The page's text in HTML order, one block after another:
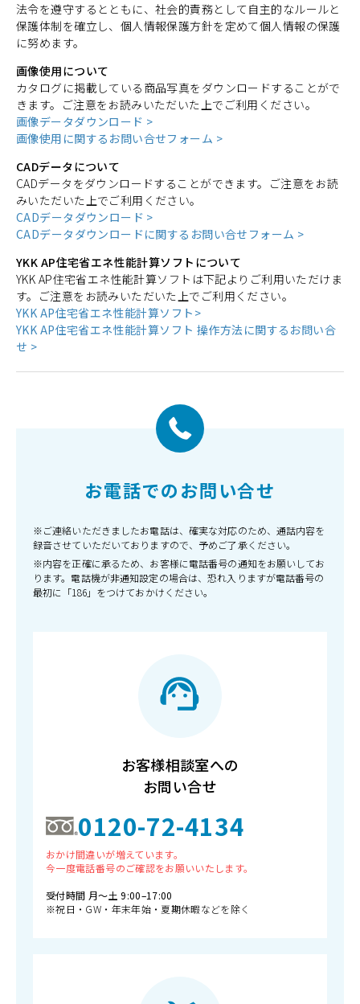
法令を遵守するとともに、社会的責務として自主的なルールと
保護体制を確立し、個人情報保護方針を定めて個人情報の保護
に努めます。
画像使用について
カタログに掲載している商品写真をダウンロードすることがで
きます。ご注意をお読みいただいた上でご利用ください。
画像データダウンロード >
画像使用に関するお問い合せフォーム >
CADデータについて
CADデータをダウンロードすることができます。ご注意をお読
みいただいた上でご利用ください。
CADデータダウンロード >
CADデータダウンロードに関するお問い合せフォーム >
YKK AP住宅省エネ性能計算ソフトについて
YKK AP住宅省エネ性能計算ソフトは下記よりご利用いただけま
す。ご注意をお読みいただいた上でご利用ください。
YKK AP住宅省エネ性能計算ソフト>
YKK AP住宅省エネ性能計算ソフト 操作方法に関するお問い合
せ >
お電話でのお問い合せ
※ご連絡いただきましたお電話は、確実な対応のため、通話内容を
録音させていただいておりますので、予めご了承ください。
※内容を正確に承るため、お客様に電話番号の通知をお願いしてお
ります。電話機が非通知設定の場合は、恐れ入りますが電話番号の
最初に「186」をつけておかけください。
お客様相談室への
お問い合せ
0120-72-4134
おかけ間違いが増えています。
今一度電話番号のご確認をお願いいたします。
受付時間 月〜土 9:00–17:00
※祝日・GW・年末年始・夏期休暇などを除く